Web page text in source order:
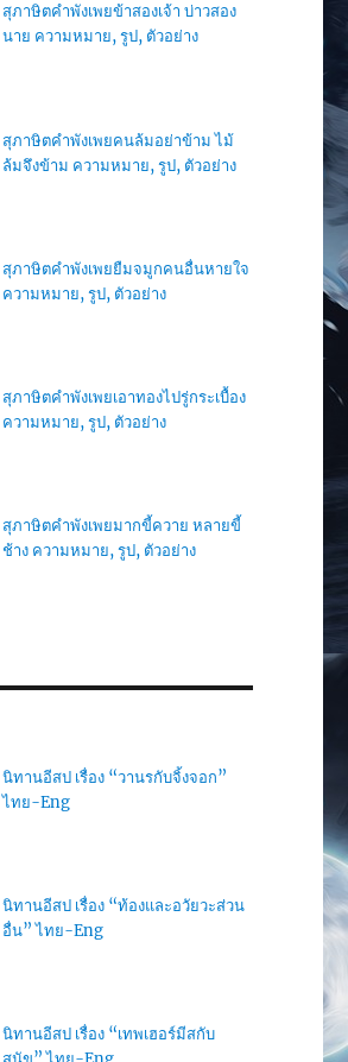
สุภาษิตคำพังเพยข้าสองเจ้า บ่าวสอง
นาย ความหมาย, รูป, ตัวอย่าง
สุภาษิตคำพังเพยคนล้มอย่าข้าม ไม้
ล้มจึงข้าม ความหมาย, รูป, ตัวอย่าง
สุภาษิตคำพังเพยยืมจมูกคนอื่นหายใจ
ความหมาย, รูป, ตัวอย่าง
สุภาษิตคำพังเพยเอาทองไปรู่กระเบื้อง
ความหมาย, รูป, ตัวอย่าง
สุภาษิตคำพังเพยมากขี้ควาย หลายขี้
ช้าง ความหมาย, รูป, ตัวอย่าง
นิทานอีสป เรื่อง “วานรกับจิ้งจอก”
ไทย-Eng
นิทานอีสป เรื่อง “ท้องและอวัยวะส่วน
อื่น” ไทย-Eng
นิทานอีสป เรื่อง “เทพเฮอร์มีสกับ